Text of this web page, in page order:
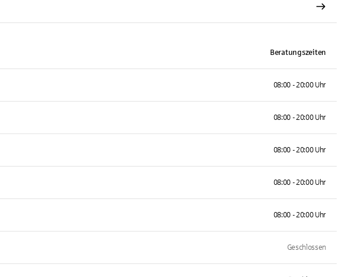
Beratungszeiten
08:00 - 20:00 Uhr
08:00 - 20:00 Uhr
08:00 - 20:00 Uhr
08:00 - 20:00 Uhr
08:00 - 20:00 Uhr
Geschlossen